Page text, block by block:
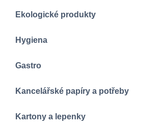
Ekologické produkty
Hygiena
Gastro
Kancelářské papíry a potřeby
Kartony a lepenky